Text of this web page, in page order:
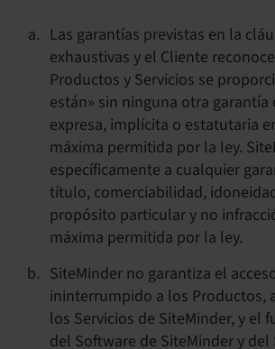
Las garantías previstas en la
exhaustivas y el Cliente
Productos y Servicios se
están» sin ninguna otra garantía
expresa, implícita o estatutaria
máxima permitida por la ley.
específicamente a cualquier
título, comerciabilidad,
propósito particular y no
máxima permitida por la ley.
SiteMinder no garantiza el
ininterrumpido a los Productos,
los Servicios de SiteMinder, y el
del Software de SiteMinder y